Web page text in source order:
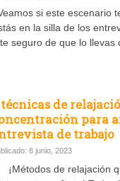
si este escenario
en la silla de los
seguro de que lo llevas
técnicas de
para
de trabajo
8 junio, 2023
de relajación